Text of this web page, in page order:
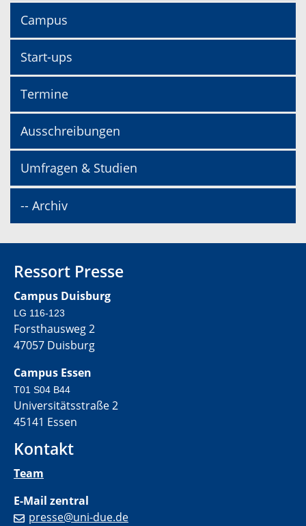
Campus
Start-ups
Termine
Ausschreibungen
Umfragen & Studien
-- Archiv
Ressort Presse
Campus Duisburg
LG 116-123
Forsthausweg 2
47057 Duisburg
Campus Essen
T01 S04 B44
Universitätsstraße 2
45141 Essen
Kontakt
Team
E-Mail zentral
presse@uni-due.de